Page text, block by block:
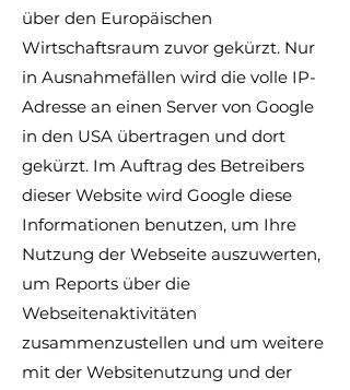
über den Europäischen
Wirtschaftsraum zuvor gekürzt. Nur
in Ausnahmefällen wird die volle IP-
Adresse an einen Server von Google
in den USA übertragen und dort
gekürzt. Im Auftrag des Betreibers
dieser Website wird Google diese
Informationen benutzen, um Ihre
Nutzung der Webseite auszuwerten,
um Reports über die
Webseitenaktivitäten
zusammenzustellen und um weitere
mit der Websitenutzung und der